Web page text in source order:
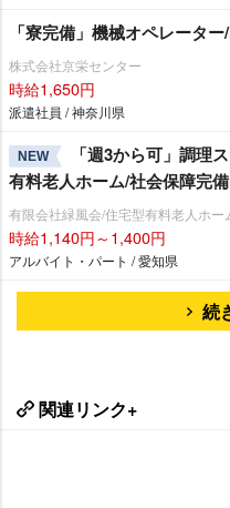
「寮完備」機械オペレータ
株式会社京栄センター
時給1,650円
派遣社員 / 神奈川県
NEW
「週3から可」調理
有料老人ホーム/社会保障完備
有限会社緑風会/住宅型有料老人ホー
時給1,140円～1,400円
アルバイト・パート / 愛知県
続
関連リンク+